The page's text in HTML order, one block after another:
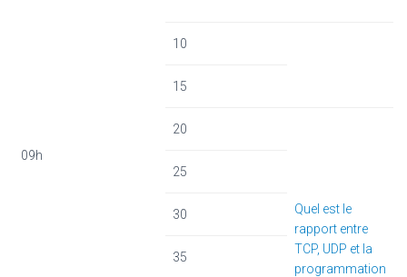
09h
10
15
20
Quel est le
rapport entre
TCP, UDP et la
programmation
25
30
35